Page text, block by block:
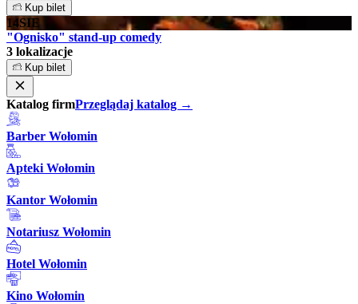
Kup bilet
14SIE
"Ognisko" stand-up comedy
3 lokalizacje
Kup bilet
Katalog firmPrzeglądaj katalog →
Barber Wołomin
Apteki Wołomin
Kantor Wołomin
Notariusz Wołomin
Hotel Wołomin
Kino Wołomin